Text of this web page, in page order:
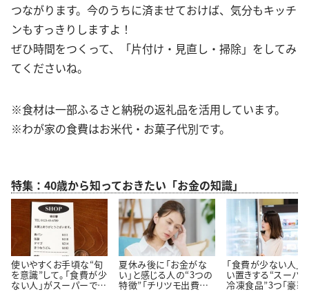
つながります。今のうちに済ませておけば、気分もキッチ
ンもすっきりしますよ！
ぜひ時間をつくって、「片付け・見直し・掃除」をしてみ
てくださいね。
※食材は一部ふるさと納税の返礼品を活用しています。
※わが家の食費はお米代・お菓子代別です。
特集：40歳から知っておきたい「お金の知識」
使いやすくお手頃な“旬
を意識”して。「食費が少
ない人」がスーパーでよ
夏休み後に「お金がな
い」と感じる人の“3つの
特徴”「チリツモ出費に
「食費が少ない人」
い置きする“スーパ
冷凍食品”3つ「豪華